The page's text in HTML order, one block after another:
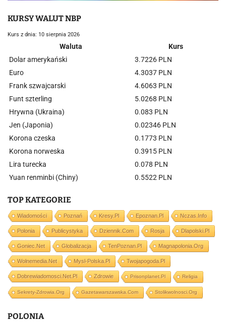
KURSY WALUT NBP
Kurs z dnia: 10 sierpnia 2026
Waluta
Kurs
Dolar amerykański
3.7226 PLN
Euro
4.3037 PLN
Frank szwajcarski
4.6063 PLN
Funt szterling
5.0268 PLN
Hrywna (Ukraina)
0.083 PLN
Jen (Japonia)
0.02346 PLN
Korona czeska
0.1773 PLN
Korona norweska
0.3915 PLN
Lira turecka
0.078 PLN
Yuan renminbi (Chiny)
0.5522 PLN
TOP KATEGORIE
Wiadomości Poznań Kresy.pl Epoznan.pl Nczas.info
Polonia Publicystyka Dziennik.com Rosja Dlapolski.pl
Goniec.net Globalizacja TenPoznan.pl Magnapolonia.org
Wolnemedia.net Mysl-Polska.pl Twojapogoda.pl
Dobrewiadomosci.net.pl Zdrowie Prisonplanet.pl Religia
Sekrety-Zdrowia.org Gazetawarszawska.com Stolikwolnosci.org
POLONIA